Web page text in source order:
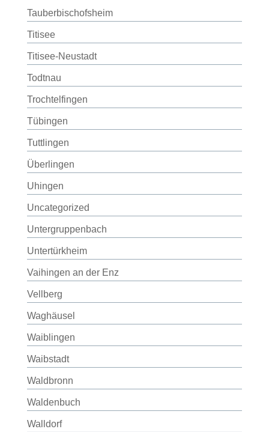
Tauberbischofsheim
Titisee
Titisee-Neustadt
Todtnau
Trochtelfingen
Tübingen
Tuttlingen
Überlingen
Uhingen
Uncategorized
Untergruppenbach
Untertürkheim
Vaihingen an der Enz
Vellberg
Waghäusel
Waiblingen
Waibstadt
Waldbronn
Waldenbuch
Walldorf